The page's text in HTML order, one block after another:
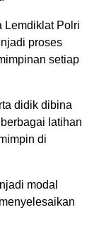
Lemdiklat Polri
proses
setiap
didik dibina
latihan
di
modal